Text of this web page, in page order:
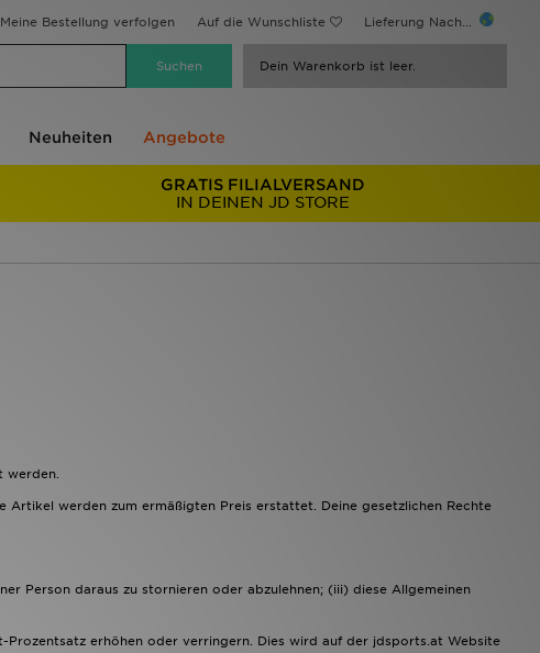
Meine Bestellung verfolgen Auf die Wunschliste Lieferung Nach...
Dein Warenkorb ist leer.
Neuheiten Angebote
GRATIS FILIALVERSAND
IN DEINEN JD STORE
werden.
werden zum ermäßigten Preis erstattet. Deine gesetzlichen Rechte
Person daraus zu stornieren oder abzulehnen; (iii) diese Allgemeinen
erhöhen oder verringern. Dies wird auf der jdsports.at Website